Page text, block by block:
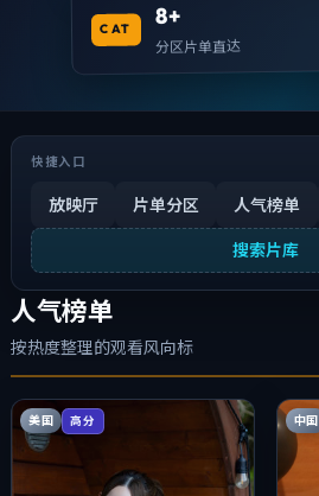
CAT 8+
分区片单直达
快捷入口
放映厅 片单分区 人气榜单
搜索片库
人气榜单
按热度整理的观看风向标
美国 高分 中国